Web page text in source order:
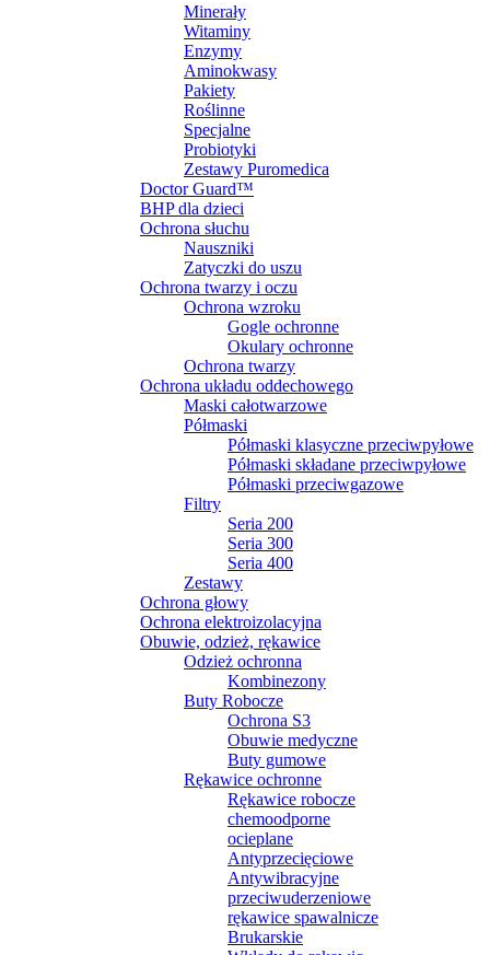
Minerały
Witaminy
Enzymy
Aminokwasy
Pakiety
Roślinne
Specjalne
Probiotyki
Zestawy Puromedica
Doctor Guard™
BHP dla dzieci
Ochrona słuchu
Nauszniki
Zatyczki do uszu
Ochrona twarzy i oczu
Ochrona wzroku
Gogle ochronne
Okulary ochronne
Ochrona twarzy
Ochrona układu oddechowego
Maski całotwarzowe
Półmaski
Półmaski klasyczne przeciwpyłowe
Półmaski składane przeciwpyłowe
Półmaski przeciwgazowe
Filtry
Seria 200
Seria 300
Seria 400
Zestawy
Ochrona głowy
Ochrona elektroizolacyjna
Obuwie, odzież, rękawice
Odzież ochronna
Kombinezony
Buty Robocze
Ochrona S3
Obuwie medyczne
Buty gumowe
Rękawice ochronne
Rękawice robocze
chemoodporne
ocieplane
Antyprzecięciowe
Antywibracyjne
przeciwuderzeniowe
rękawice spawalnicze
Brukarskie